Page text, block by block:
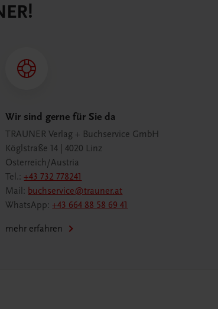
Wir sind gerne für Sie da
TRAUNER Verlag + Buchservice GmbH
Köglstraße 14 | 4020 Linz
Österreich/Austria
Tel.:+43 732 778241
Mail: buchservice@trauner.at
WhatsApp:+43 664 88 58 69 41
mehr erfahren